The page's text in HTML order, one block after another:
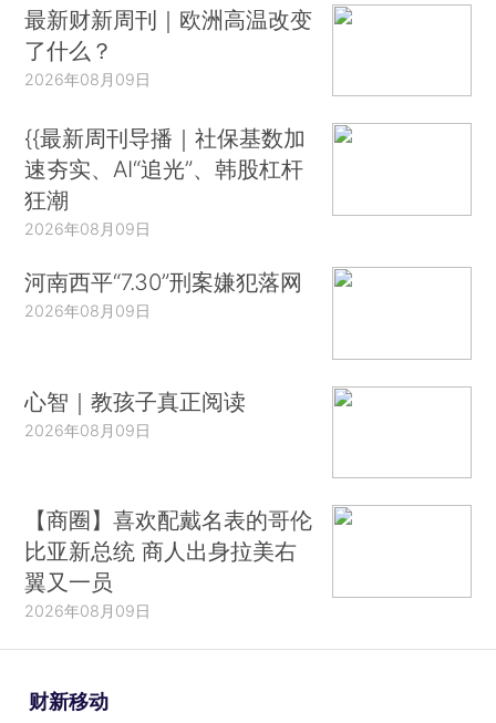
最新财新周刊｜欧洲高温改变
了什么？
2026年08月09日
{{最新周刊导播｜社保基数加
速夯实、AI“追光”、韩股杠杆
狂潮
2026年08月09日
河南西平“7.30”刑案嫌犯落网
2026年08月09日
心智｜教孩子真正阅读
2026年08月09日
【商圈】喜欢配戴名表的哥伦
比亚新总统 商人出身拉美右
翼又一员
2026年08月09日
财新移动